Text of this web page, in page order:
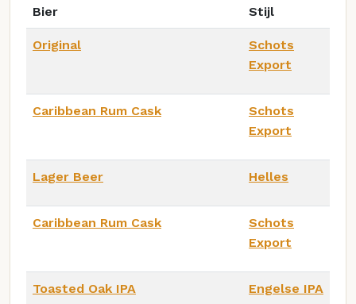
Bier Stijl
Original
Schots
Export
Caribbean Rum Cask
Schots
Export
Lager Beer Helles
Caribbean Rum Cask
Schots
Export
Toasted Oak IPA Engelse IPA